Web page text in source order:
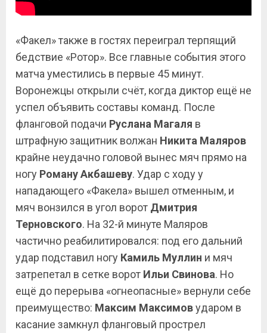
«Факел» также в гостях переиграл терпящий
бедствие «Ротор». Все главные события этого
матча уместились в первые 45 минут.
Воронежцы открыли счёт, когда диктор ещё не
успел объявить составы команд. После
фланговой подачи Руслана Магаля в
штрафную защитник волжан Никита Маляров
крайне неудачно головой вынес мяч прямо на
ногу Роману Акбашеву. Удар с ходу у
нападающего «Факела» вышел отменным, и
мяч вонзился в угол ворот Дмитрия
Терновского. На 32-й минуте Маляров
частично реабилитировался: под его дальний
удар подставил ногу Камиль Муллин и мяч
затрепетал в сетке ворот Ильи Свинова. Но
ещё до перерыва «огнеопасные» вернули себе
преимущество: Максим Максимовударом в
касание замкнул фланговый прострел